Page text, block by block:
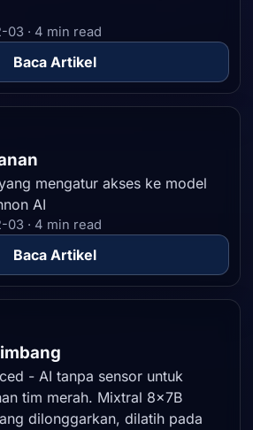
· 4 min read
Baca Artikel
mengatur akses ke model
AI
· 4 min read
Baca Artikel
- AI tanpa sensor untuk
tim merah. Mixtral 8x7B
dilonggarkan, dilatih pada